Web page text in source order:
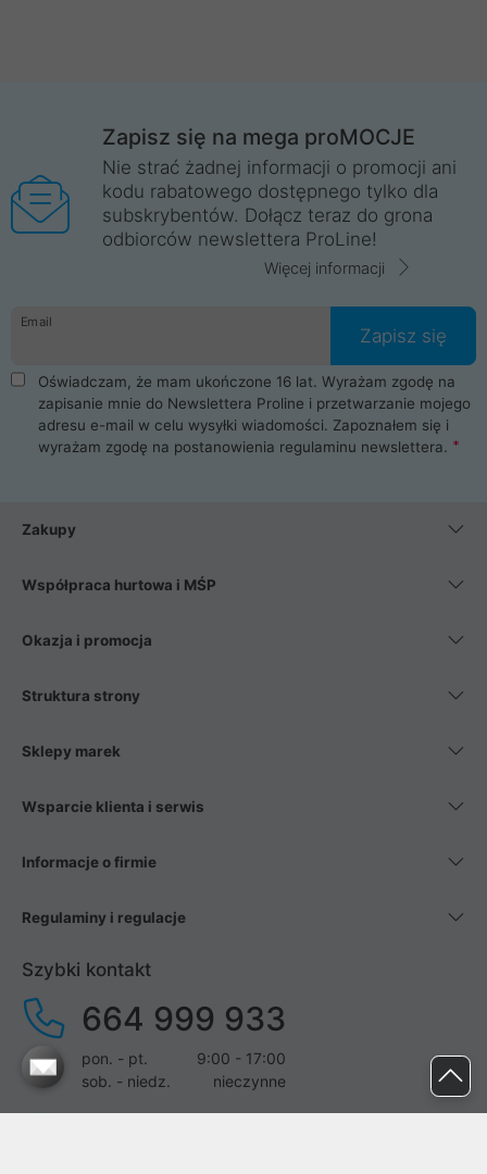
Zapisz się na mega proMOCJE
Nie strać żadnej informacji o promocji ani
kodu rabatowego dostępnego tylko dla
subskrybentów. Dołącz teraz do grona
odbiorców newslettera ProLine!
Więcej informacji
Email
Zapisz się
Oświadczam, że mam ukończone 16 lat. Wyrażam zgodę na
zapisanie mnie do Newslettera Proline i przetwarzanie mojego
adresu e-mail w celu wysyłki wiadomości. Zapoznałem się i
wyrażam zgodę na postanowienia regulaminu newslettera.
Zakupy
Współpraca hurtowa i MŚP
Okazja i promocja
Struktura strony
Sklepy marek
Wsparcie klienta i serwis
Informacje o firmie
Regulaminy i regulacje
Szybki kontakt
664 999 933
pon. - pt.
9:00 - 17:00
sob. - niedz.
nieczynne